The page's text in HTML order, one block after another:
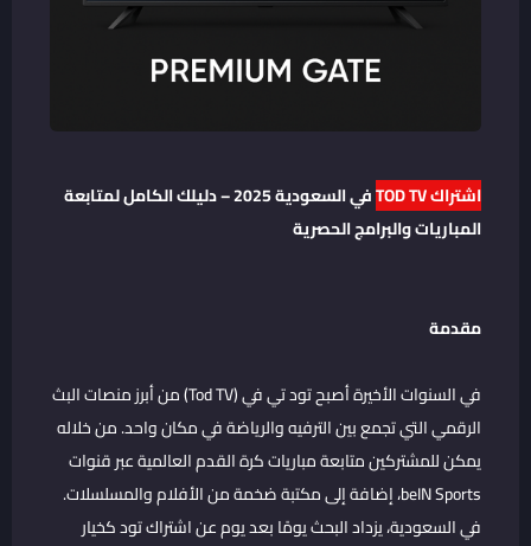
اشتراك TOD TV
في السعودية 2025 – دليلك الكامل لمتابعة
المباريات والبرامج الحصرية
مقدمة
في السنوات الأخيرة أصبح تود تي في (Tod TV) من أبرز منصات البث
الرقمي التي تجمع بين الترفيه والرياضة في مكان واحد. من خلاله
يمكن للمشتركين متابعة مباريات كرة القدم العالمية عبر قنوات
beIN Sports، إضافة إلى مكتبة ضخمة من الأفلام والمسلسلات.
في السعودية، يزداد البحث يومًا بعد يوم عن اشتراك تود كخيار